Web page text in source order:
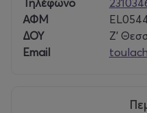
Τηλέφωνο
ΑΦΜ
ΔΟΥ
Ζ'
Email